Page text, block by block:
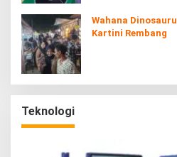
Wahana
Kartini Rembang
Teknologi